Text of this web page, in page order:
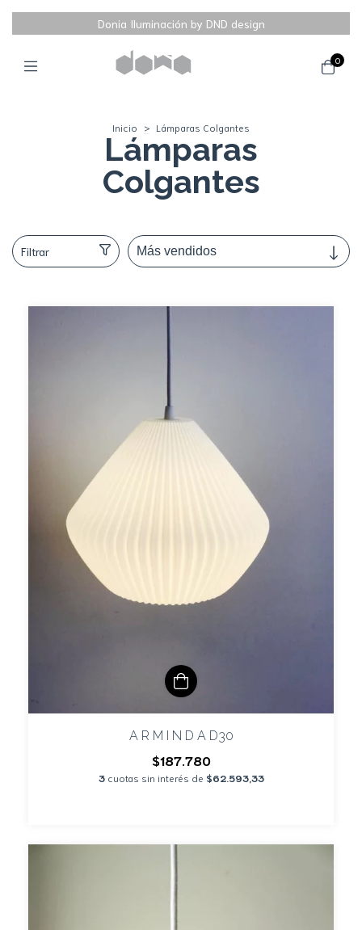
Donia Iluminación by DND design
0
Inicio > Lámparas Colgantes
Lámparas
Colgantes
Filtrar
A R M I N D A D30
$187.780
3 cuotas sin interés de $62.593,33